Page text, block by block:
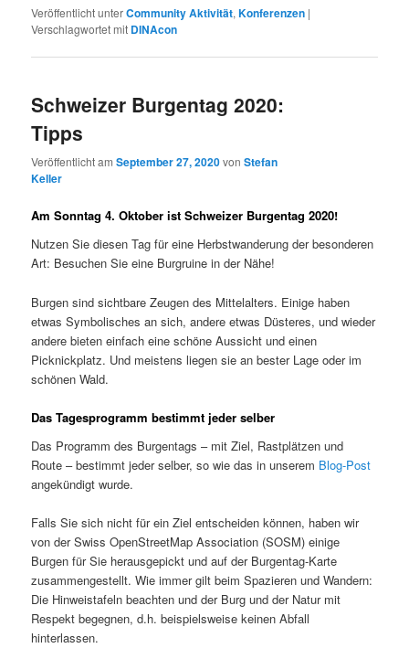
Veröffentlicht unterCommunity Aktivität,Konferenzen |
Verschlagwortet mit DINAcon
Schweizer Burgentag 2020:
Tipps
Veröffentlicht amSeptember 27, 2020vonStefan
Keller
Am Sonntag 4. Oktober ist Schweizer Burgentag 2020!
Nutzen Sie diesen Tag für eine Herbstwanderung der besonderen
Art: Besuchen Sie eine Burgruine in der Nähe!
Burgen sind sichtbare Zeugen des Mittelalters. Einige haben
etwas Symbolisches an sich, andere etwas Düsteres, und wieder
andere bieten einfach eine schöne Aussicht und einen
Picknickplatz. Und meistens liegen sie an bester Lage oder im
schönen Wald.
Das Tagesprogramm bestimmt jeder selber
Das Programm des Burgentags – mit Ziel, Rastplätzen und
Route – bestimmt jeder selber, so wie das in unserem Blog-Post
angekündigt wurde.
Falls Sie sich nicht für ein Ziel entscheiden können, haben wir
von der Swiss OpenStreetMap Association (SOSM) einige
Burgen für Sie herausgepickt und auf der Burgentag-Karte
zusammengestellt. Wie immer gilt beim Spazieren und Wandern:
Die Hinweistafeln beachten und der Burg und der Natur mit
Respekt begegnen, d.h. beispielsweise keinen Abfall
hinterlassen.